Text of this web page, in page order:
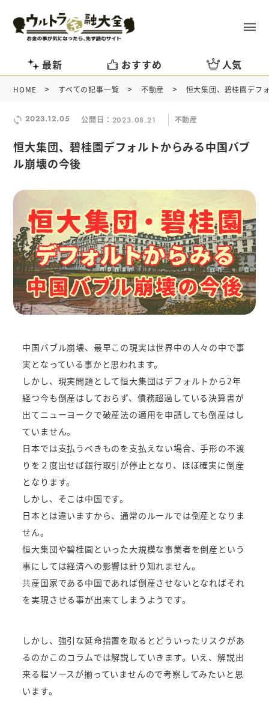
最新 おすすめ 人気
HOME > すべての記事一覧 > 不動産 > 恒大集団、碧桂園デフ
2023.12.05 公開日： 2023.08.21 不動産
恒大集団、碧桂園デフォルトからみる中国バブ
ル崩壊の今後
中国バブル崩壊、最早この現実は世界中の人々の中で事
実となっている事かと思われます。
しかし、現実問題として恒大集団はデフォルトから2年
経つ今も倒産はしておらず、債務超過している決算書が
出てニューヨークで破産法の適用を申請しても倒産はし
ていません。
日本では支払うべきものを支払えない場合、手形の不渡
りを２度出せば銀行取引が停止となり、ほぼ確実に倒産
となります。
しかし、そこは中国です。
日本とは違いますから、通常のルールでは倒産となりま
せん。
恒大集団や碧桂園といった大規模な事業者を倒産という
事にしては経済への影響は計り知れません。
共産国家である中国であれば倒産させないとなればそれ
を実現させる事が出来てしまうようです。
しかし、強引な延命措置を取るとどういったリスクがあ
るのかこのコラムでは解説していきます。いえ、解説出
来る程ソースが揃っていませんので考察してみたいと思
います。